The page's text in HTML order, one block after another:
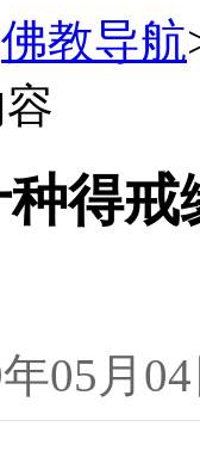
佛教导航
得戒
05月